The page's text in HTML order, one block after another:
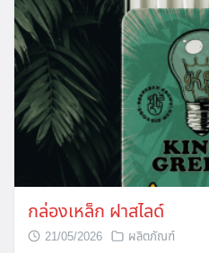
กล่องเหล็ก ฝาสไลด์
21/05/2026 ผลิตภัณฑ์